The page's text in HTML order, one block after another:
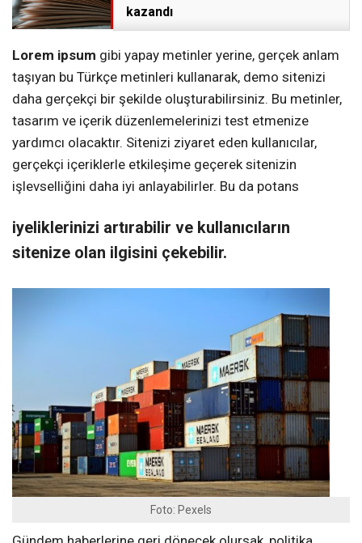
kazandı
Lorem ipsum gibi yapay metinler yerine, gerçek anlam
taşıyan bu Türkçe metinleri kullanarak, demo sitenizi
daha gerçekçi bir şekilde oluşturabilirsiniz. Bu metinler,
tasarım ve içerik düzenlemelerinizi test etmenize
yardımcı olacaktır. Sitenizi ziyaret eden kullanıcılar,
gerçekçi içeriklerle etkileşime geçerek sitenizin
işlevselliğini daha iyi anlayabilirler. Bu da potans
iyeliklerinizi artırabilir ve kullanıcıların
sitenize olan ilgisini çekebilir.
Foto: Pexels